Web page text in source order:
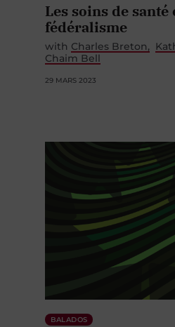
Les soins de santé
fédéralisme
with Charles Breton
Chaim Bell
29 MARS 2023
BALADOS